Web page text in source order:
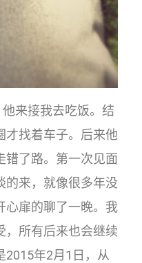
来接我去吃饭。结
才找着车子。后来他
错了路。第一次见面
的来，就像很多年没
心扉的聊了一晚。我
，所有后来也会继续
2015年2月1日，从